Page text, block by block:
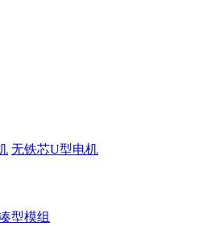
无铁芯U型电机
型模组